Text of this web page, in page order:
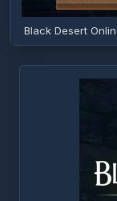
Black Desert